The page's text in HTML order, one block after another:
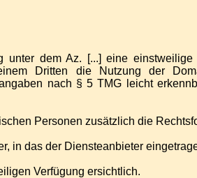
dem Az. [...] eine
Dritten die Nutzung der
nach § 5 TMG leicht
Personen zusätzlich die
in das der Diensteanbieter
Verfügung ersichtlich.